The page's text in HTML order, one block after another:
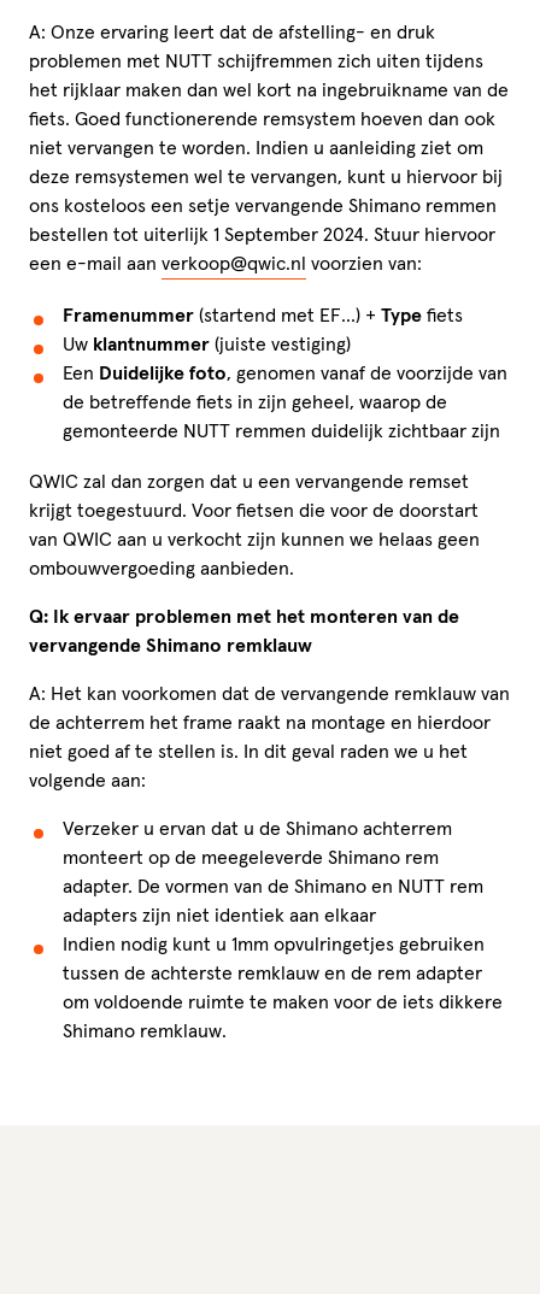
A: Onze ervaring leert dat de afstelling- en druk
problemen met NUTT schijfremmen zich uiten tijdens
het rijklaar maken dan wel kort na ingebruikname van de
fiets. Goed functionerende remsystem hoeven dan ook
niet vervangen te worden. Indien u aanleiding ziet om
deze remsystemen wel te vervangen, kunt u hiervoor bij
ons kosteloos een setje vervangende Shimano remmen
bestellen tot uiterlijk 1 September 2024. Stuur hiervoor
een e-mail aan verkoop@qwic.nl voorzien van:
Framenummer (startend met EF…) + Type fiets
Uw klantnummer (juiste vestiging)
Een Duidelijke foto, genomen vanaf de voorzijde van
de betreffende fiets in zijn geheel, waarop de
gemonteerde NUTT remmen duidelijk zichtbaar zijn
QWIC zal dan zorgen dat u een vervangende remset
krijgt toegestuurd. Voor fietsen die voor de doorstart
van QWIC aan u verkocht zijn kunnen we helaas geen
ombouwvergoeding aanbieden.
Q: Ik ervaar problemen met het monteren van de
vervangende Shimano remklauw
A: Het kan voorkomen dat de vervangende remklauw van
de achterrem het frame raakt na montage en hierdoor
niet goed af te stellen is. In dit geval raden we u het
volgende aan:
Verzeker u ervan dat u de Shimano achterrem
monteert op de meegeleverde Shimano rem
adapter. De vormen van de Shimano en NUTT rem
adapters zijn niet identiek aan elkaar
Indien nodig kunt u 1mm opvulringetjes gebruiken
tussen de achterste remklauw en de rem adapter
om voldoende ruimte te maken voor de iets dikkere
Shimano remklauw.